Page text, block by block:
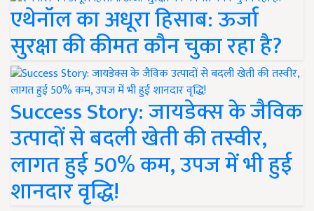
एथेनॉल का अधूरा हिसाब: ऊर्जा
सुरक्षा की कीमत कौन चुका रहा है?
Success Story: जायडेक्स के जैविक
उत्पादों से बदली खेती की तस्वीर,
लागत हुई 50% कम, उपज में भी हुई
शानदार वृद्धि!